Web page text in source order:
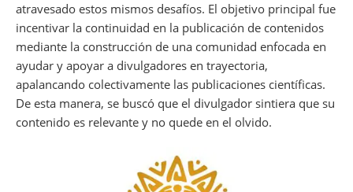
atravesado estos mismos desafíos. El objetivo principal fue
incentivar la continuidad en la publicación de contenidos
mediante la construcción de una comunidad enfocada en
ayudar y apoyar a divulgadores en trayectoria,
apalancando colectivamente las publicaciones científicas.
De esta manera, se buscó que el divulgador sintiera que su
contenido es relevante y no quede en el olvido.